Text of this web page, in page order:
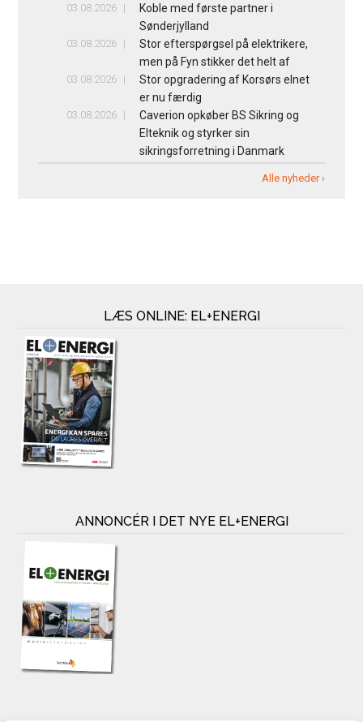
03.08.2026
Koble med første partner i
Sønderjylland
03.08.2026
Stor efterspørgsel på elektrikere,
men på Fyn stikker det helt af
03.08.2026
Stor opgradering af Korsørs elnet
er nu færdig
03.08.2026
Caverion opkøber BS Sikring og
Elteknik og styrker sin
sikringsforretning i Danmark
Alle nyheder ›
LÆS ONLINE: EL+ENERGI
ANNONCÉR I DET NYE EL+ENERGI